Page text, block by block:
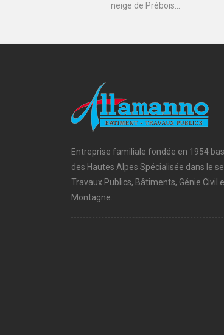
neige de Prébois...
Entreprise familiale fondée en 1954
des Hautes Alpes Spécialisée dans le
Travaux Publics, Bâtiments, Génie Civil
Montagne.